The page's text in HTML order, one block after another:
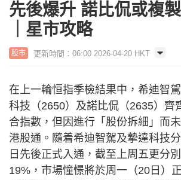
先後爆升 諾比侃或複
｜星市攻略
股市 更新時間：06:00 2026-04-20 HKT
在上一輪恒指季檢結果中，希迪智
科技（2650）及諾比侃（2635）齊
合指數，但因進行「股份拆細」而
港股通。隨着希迪智駕及摯達科技
日先後正式入通，截至上周五更分
19%，市場憧憬將於周一（20日）